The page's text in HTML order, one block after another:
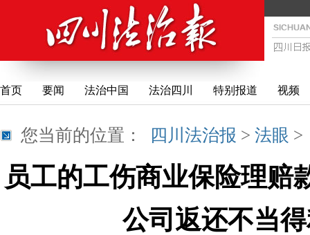
首页 要闻 法治中国 法治四川 特别报道 视频
您当前的位置： 四川法治报 > 法眼
员工的工伤商业保险理赔
公司返还不当